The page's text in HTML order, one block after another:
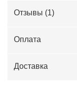
Отзывы (1)
Оплата
Доставка